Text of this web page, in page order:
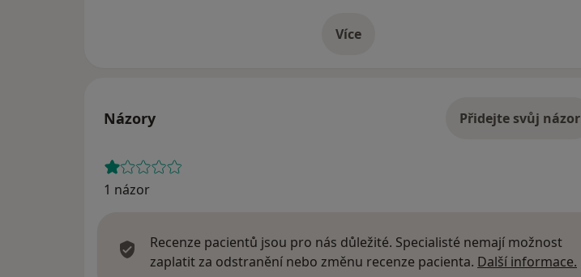
Víceo adrese
Názory Přidejte svůj názor
1 názor
Recenze pacientů jsou pro nás důležité. Specialisté nemají možnost
zaplatit za odstranění nebo změnu recenze pacienta. Další informace.